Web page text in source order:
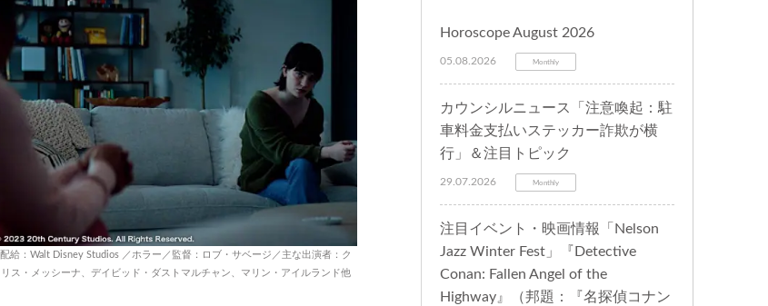
配給：Walt Disney Studios ／ホラー／監督：ロブ・サベージ／主な出演者：ク
リス・メッシーナ、デイビッド・ダストマルチャン、マリン・アイルランド他
Horoscope August 2026
05.08.2026 Monthly
カウンシルニュース「注意喚起：駐
車料金支払いステッカー詐欺が横
行」＆注目トピック
29.07.2026 Monthly
注目イベント・映画情報「Nelson
Jazz Winter Fest」『Detective
Conan: Fallen Angel of the
Highway』（邦題：『名探偵コナン